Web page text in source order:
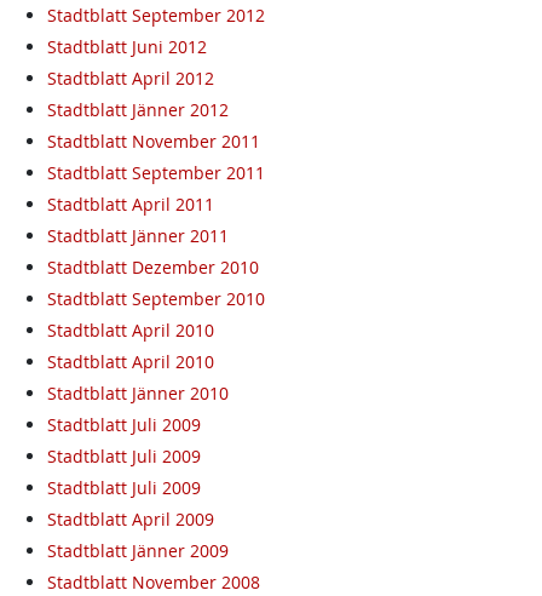
Stadtblatt September 2012
Stadtblatt Juni 2012
Stadtblatt April 2012
Stadtblatt Jänner 2012
Stadtblatt November 2011
Stadtblatt September 2011
Stadtblatt April 2011
Stadtblatt Jänner 2011
Stadtblatt Dezember 2010
Stadtblatt September 2010
Stadtblatt April 2010
Stadtblatt April 2010
Stadtblatt Jänner 2010
Stadtblatt Juli 2009
Stadtblatt Juli 2009
Stadtblatt Juli 2009
Stadtblatt April 2009
Stadtblatt Jänner 2009
Stadtblatt November 2008